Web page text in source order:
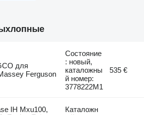
для
Ferguson
Состояние
: новый,
каталожны
й номер:
3778222M1
535 €
IH Mxu100,
Каталожн